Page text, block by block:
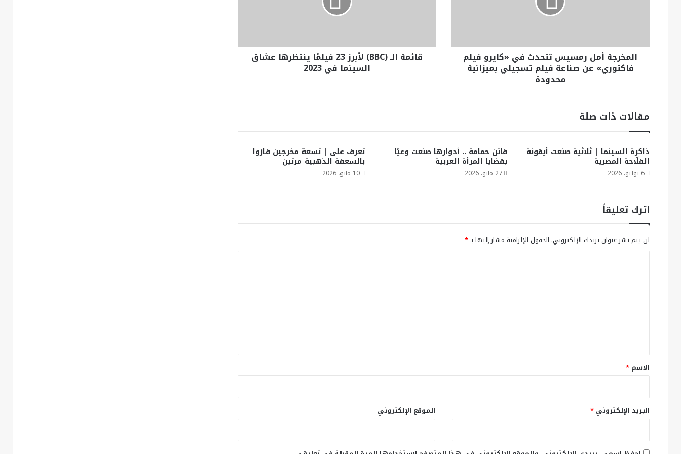
المخرجة أمل رمسيس تتحدث في «كايرو فيلم
فاكتوري» عن صناعة فيلم تسجيلي بميزانية
محدودة
قائمة الـ (BBC) لأبرز 23 فيلمًا ينتظرها عشاق
السينما في 2023
مقالات ذات صلة
ذاكرة السينما | ثلاثية صنعت أيقونة
الفلّاحة المصرية
6 يوليو، 2026
فاتن حمامة .. أدوارها صنعت وعيًا
بقضايا المرأة العربية
27 مايو، 2026
تعرف على | تسعة مخرجين فازوا
بالسعفة الذهبية مرتين
10 مايو، 2026
اترك تعليقاً
لن يتم نشر عنوان بريدك الإلكتروني. الحقول الإلزامية مشار إليها بـ*
*
الاسم *
البريد الإلكتروني * الموقع الإلكتروني